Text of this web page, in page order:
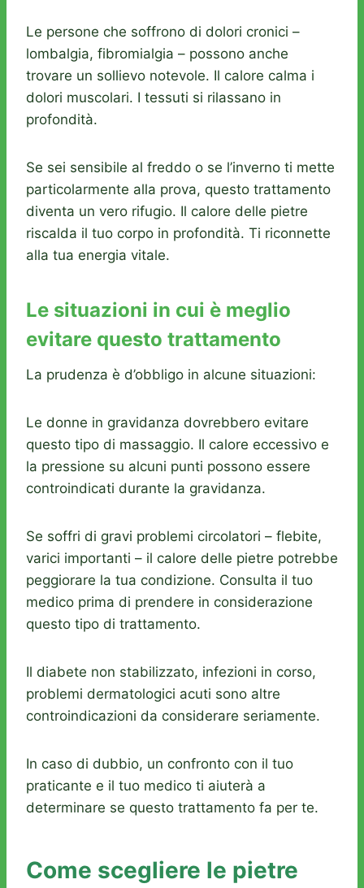
Le persone che soffrono di dolori cronici –
lombalgia, fibromialgia – possono anche
trovare un sollievo notevole. Il calore calma i
dolori muscolari. I tessuti si rilassano in
profondità.
Se sei sensibile al freddo o se l’inverno ti mette
particolarmente alla prova, questo trattamento
diventa un vero rifugio. Il calore delle pietre
riscalda il tuo corpo in profondità. Ti riconnette
alla tua energia vitale.
Le situazioni in cui è meglio
evitare questo trattamento
La prudenza è d’obbligo in alcune situazioni:
Le donne in gravidanza dovrebbero evitare
questo tipo di massaggio. Il calore eccessivo e
la pressione su alcuni punti possono essere
controindicati durante la gravidanza.
Se soffri di gravi problemi circolatori – flebite,
varici importanti – il calore delle pietre potrebbe
peggiorare la tua condizione. Consulta il tuo
medico prima di prendere in considerazione
questo tipo di trattamento.
Il diabete non stabilizzato, infezioni in corso,
problemi dermatologici acuti sono altre
controindicazioni da considerare seriamente.
In caso di dubbio, un confronto con il tuo
praticante e il tuo medico ti aiuterà a
determinare se questo trattamento fa per te.
Come scegliere le pietre